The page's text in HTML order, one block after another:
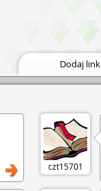
Dodaj link
czt15701